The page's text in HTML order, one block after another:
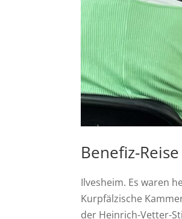
Benefiz-
Ilvesheim. Es waren
Kurpfälzische
der Heinrich-Vetter-